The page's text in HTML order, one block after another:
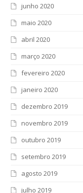
junho 2020
maio 2020
abril 2020
março 2020
fevereiro 2020
janeiro 2020
dezembro 2019
novembro 2019
outubro 2019
setembro 2019
agosto 2019
julho 2019